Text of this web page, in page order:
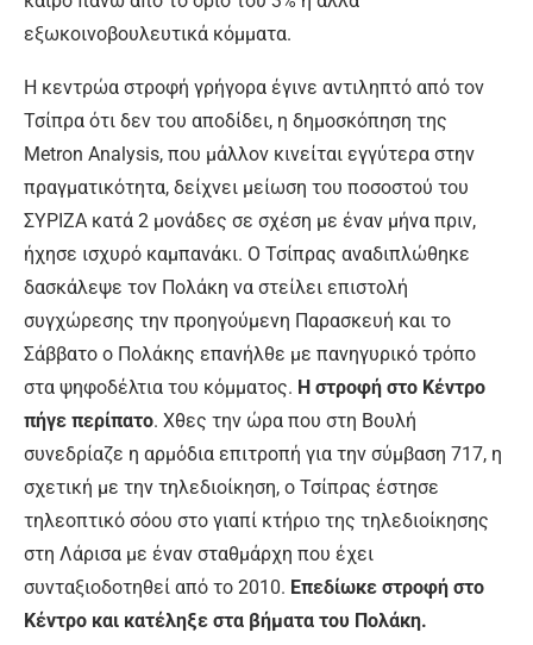
εξωκοινοβουλευτικά κόμματα.
Η κεντρώα στροφή γρήγορα έγινε αντιληπτό από τον
Τσίπρα ότι δεν του αποδίδει, η δημοσκόπηση της
Metron Analysis, που μάλλον κινείται εγγύτερα στην
πραγματικότητα, δείχνει μείωση του ποσοστού του
ΣΥΡΙΖΑ κατά 2 μονάδες σε σχέση με έναν μήνα πριν,
ήχησε ισχυρό καμπανάκι. Ο Τσίπρας αναδιπλώθηκε
δασκάλεψε τον Πολάκη να στείλει επιστολή
συγχώρεσης την προηγούμενη Παρασκευή και το
Σάββατο ο Πολάκης επανήλθε με πανηγυρικό τρόπο
στα ψηφοδέλτια του κόμματος. Η στροφή στο Κέντρο
πήγε περίπατο. Χθες την ώρα που στη Βουλή
συνεδρίαζε η αρμόδια επιτροπή για την σύμβαση 717, η
σχετική με την τηλεδιοίκηση, ο Τσίπρας έστησε
τηλεοπτικό σόου στο γιαπί κτήριο της τηλεδιοίκησης
στη Λάρισα με έναν σταθμάρχη που έχει
συνταξιοδοτηθεί από το 2010. Επεδίωκε στροφή στο
Κέντρο και κατέληξε στα βήματα του Πολάκη.